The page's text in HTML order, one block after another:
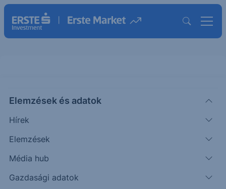
Elemzések és adatok
Hírek
Elemzések
Média hub
Gazdasági adatok
EBRCHTL18(BÉT)
Erste Richter Turbo Long 18
6 218
Időpont: 26.08.07. 15:14
Előző záró:
6 147